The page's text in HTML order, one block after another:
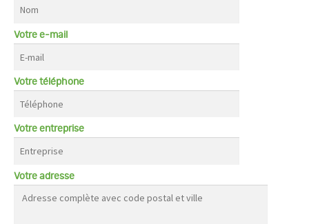
Votre e-mail
Votre téléphone
Votre entreprise
Votre adresse